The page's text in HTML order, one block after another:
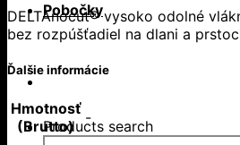
Pobočky
Products search
DELTAnocut® vysoko odolné
bez rozpúšťadiel na dlani a
Ďalšie informácie
Hmotnosť
(Brutto)
-